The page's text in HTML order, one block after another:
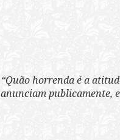
“Quão horrenda é a
anunciam publicamente,